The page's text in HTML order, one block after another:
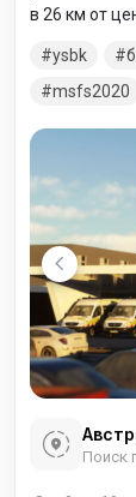
в 26 км от
ysbk
msfs2020
Поиск